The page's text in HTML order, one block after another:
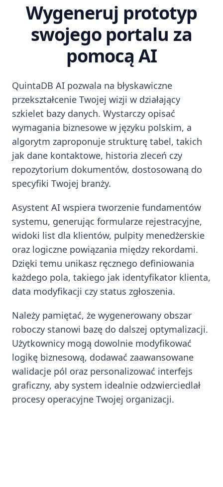
Wygeneruj prototyp
swojego portalu za
pomocą AI
QuintaDB AI pozwala na błyskawiczne
przekształcenie Twojej wizji w działający
szkielet bazy danych. Wystarczy opisać
wymagania biznesowe w języku polskim, a
algorytm zaproponuje strukturę tabel, takich
jak dane kontaktowe, historia zleceń czy
repozytorium dokumentów, dostosowaną do
specyfiki Twojej branży.
Asystent AI wspiera tworzenie fundamentów
systemu, generując formularze rejestracyjne,
widoki list dla klientów, pulpity menedżerskie
oraz logiczne powiązania między rekordami.
Dzięki temu unikasz ręcznego definiowania
każdego pola, takiego jak identyfikator klienta,
data modyfikacji czy status zgłoszenia.
Należy pamiętać, że wygenerowany obszar
roboczy stanowi bazę do dalszej optymalizacji.
Użytkownicy mogą dowolnie modyfikować
logikę biznesową, dodawać zaawansowane
walidacje pól oraz personalizować interfejs
graficzny, aby system idealnie odzwierciedlał
procesy operacyjne Twojej organizacji.